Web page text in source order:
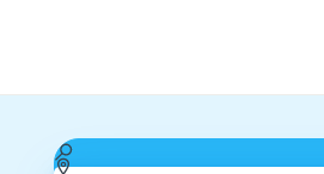
Beruf oder Unternehmen